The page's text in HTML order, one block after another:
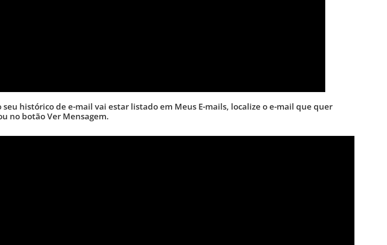
histórico de e-mail vai estar listado em Meus E-mails, localize o e-mail que quer
no botão Ver Mensagem.